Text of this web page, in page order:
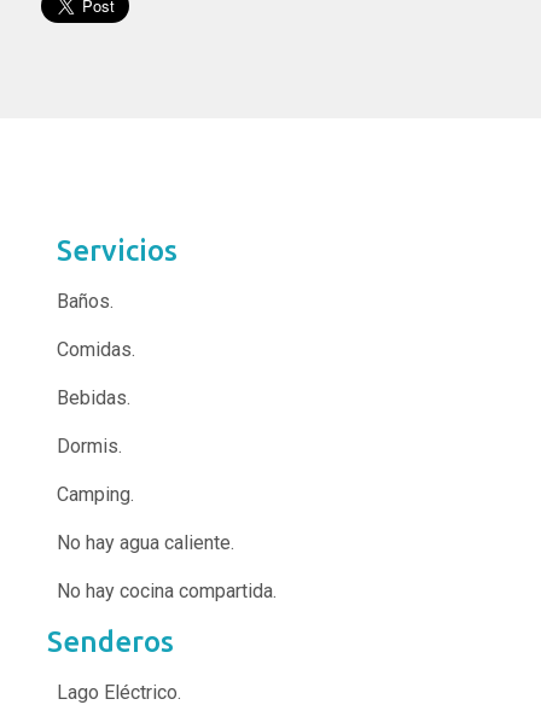
Servicios
Baños.
Comidas.
Bebidas.
Dormis.
Camping.
No hay agua caliente.
No hay cocina compartida.
Senderos
Lago Eléctrico.